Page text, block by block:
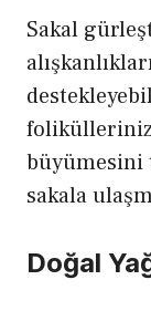
Sakal
büyümesini
sakala
Doğal